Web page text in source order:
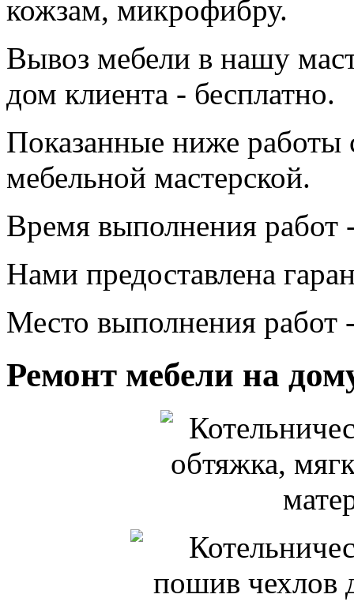
кожзам, микрофибру.
Вывоз мебели в нашу
дом клиента - бесплатно.
Показанные ниже работы
мебельной мастерской.
Время выполнения работ
Нами предоставлена
Место выполнения работ
Ремонт мебели на